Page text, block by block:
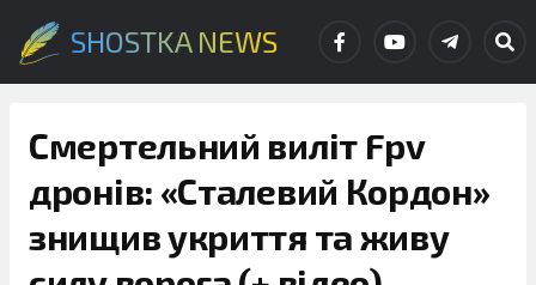
SHOSTKA NEWS
Смертельний виліт Fpv
дронів: «Сталевий Кордон»
знищив укриття та живу